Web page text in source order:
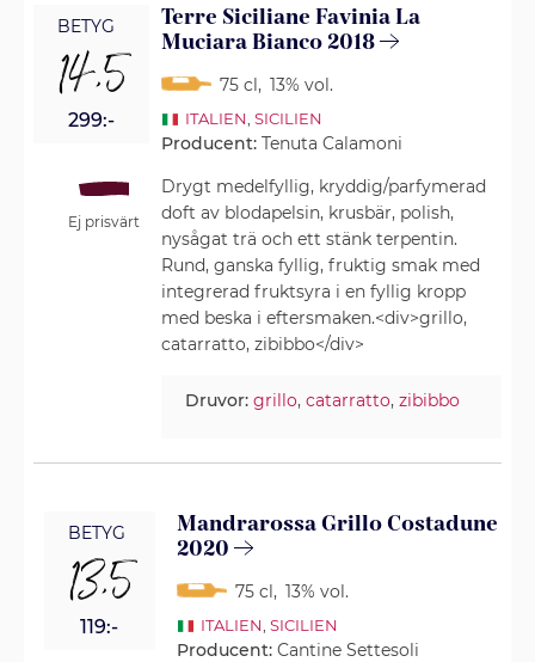
BETYG
14,5
299:-
Ej prisvärt
Terre Siciliane Favinia La
Muciara Bianco 2018
75 cl, 13% vol.
ITALIEN SICILIEN
Producent:Tenuta Calamoni
Drygt medelfyllig, kryddig/parfymerad
doft av blodapelsin, krusbär, polish,
nysågat trä och ett stänk terpentin.
Rund, ganska fyllig, fruktig smak med
integrerad fruktsyra i en fyllig kropp
med beska i eftersmaken.<div>grillo,
catarratto, zibibbo</div>
Druvor: grillo,catarratto,zibibbo
BETYG
13,5
119:-
Mandrarossa Grillo Costadune
2020
75 cl, 13% vol.
ITALIEN SICILIEN
Producent:Cantine Settesoli